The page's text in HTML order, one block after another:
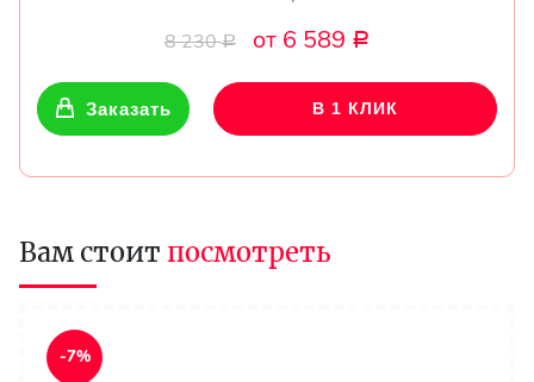
8 230Р от 6 589 Р
Заказать В 1 КЛИК
Вам стоит посмотреть
-7%